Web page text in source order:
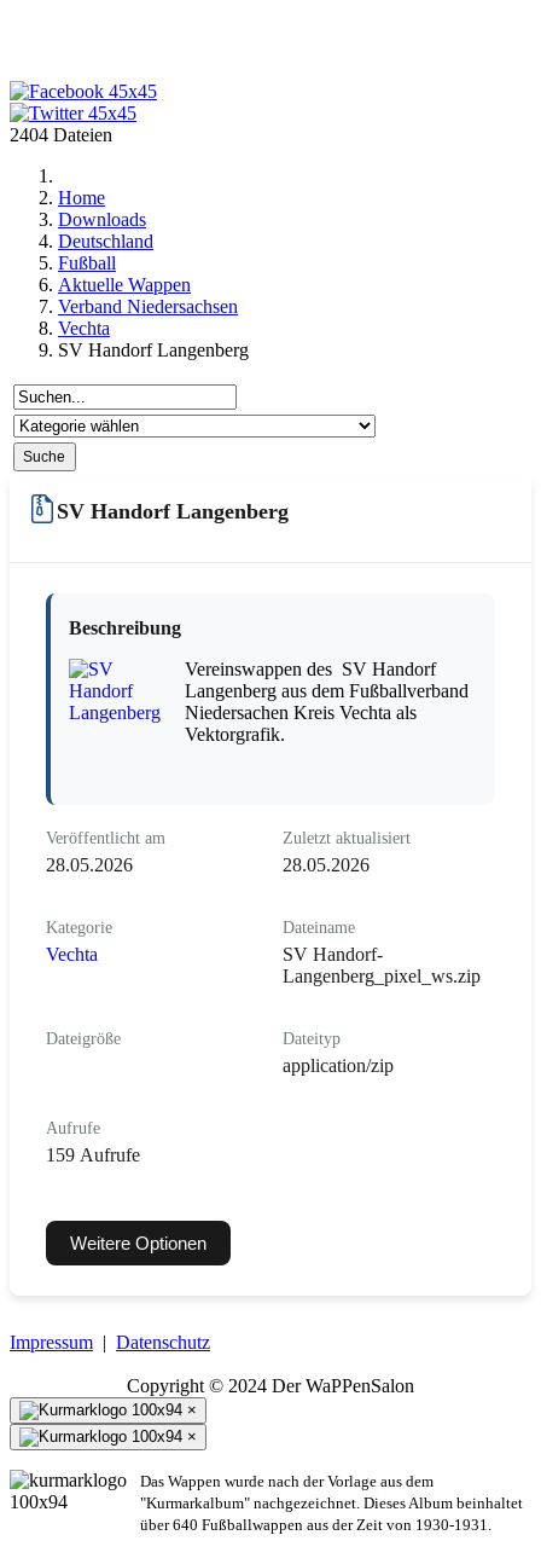
2404 Dateien
Home
Downloads
Deutschland
Fußball
Aktuelle Wappen
Verband Niedersachsen
Vechta
SV Handorf Langenberg
SV Handorf Langenberg
Beschreibung
Vereinswappen des SV Handorf
Langenberg aus dem Fußballverband
Niedersachen Kreis Vechta als
Vektorgrafik.
Veröffentlicht am
28.05.2026
Zuletzt aktualisiert
28.05.2026
Kategorie
Vechta
Dateiname
SV Handorf-
Langenberg_pixel_ws.zip
Dateigröße Dateityp
application/zip
Aufrufe
159 Aufrufe
Weitere Optionen
Impressum | Datenschutz
Copyright © 2024 Der WaPPenSalon
×
×
Das Wappen wurde nach der Vorlage aus dem
"Kurmarkalbum" nachgezeichnet. Dieses Album beinhaltet
über 640 Fußballwappen aus der Zeit von 1930-1931.